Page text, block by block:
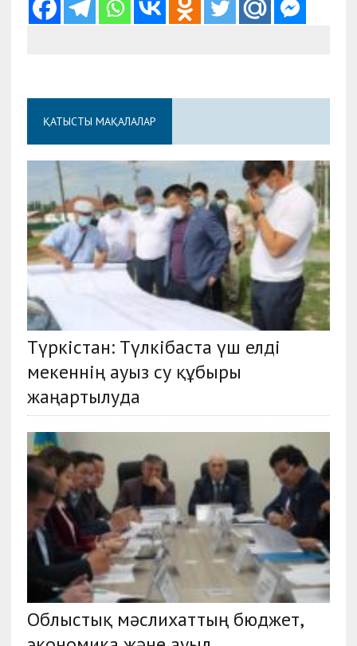
ҚАТЫСТЫ МАҚАЛАЛАР
Түркістан: Түлкібаста үш елді
мекеннің ауыз су құбыры
жаңартылуда
Облыстық мәслихаттың бюджет,